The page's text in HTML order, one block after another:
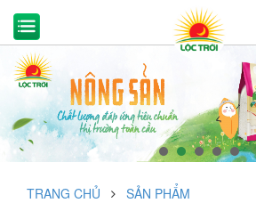
TRANG CHỦ SẢN PHẨM